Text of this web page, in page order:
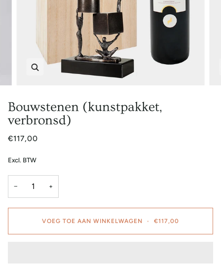
Zoem
Bouwstenen (kunstpakket,
verbronsd)
€117,00
Excl. BTW
− +
VOEG TOE AAN WINKELWAGEN • €117,00